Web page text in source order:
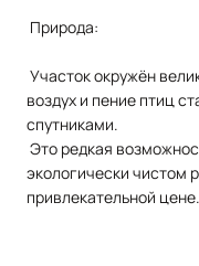
Природа:
Участок окружён
воздух и пение птиц
спутниками.
Это редкая
экологически чистом
привлекательной цене.